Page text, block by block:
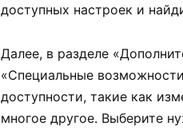
доступных настроек и
Далее, в разделе
«Специальные
доступности, такие как
многое другое. Выберите